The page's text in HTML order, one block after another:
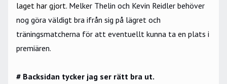
laget har gjort. Melker Thelin och Kevin Reidler behöver
nog göra väldigt bra ifrån sig på lägret och
träningsmatcherna för att eventuellt kunna ta en plats i
premiären.
# Backsidan tycker jag ser rätt bra ut.